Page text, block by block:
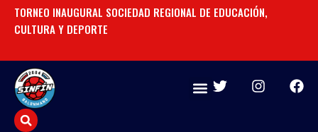
TORNEO INAUGURAL SOCIEDAD REGIONAL DE EDUCACIÓN,
CULTURA Y DEPORTE
T
I
F